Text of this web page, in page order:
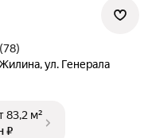
ул. Генерала
83,2 м²
₽